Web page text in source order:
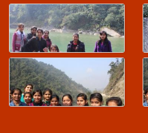
29-Mar-2024
Saraswati Vidya Mandir
entrance exam result 24-
Click Here
Junior High School